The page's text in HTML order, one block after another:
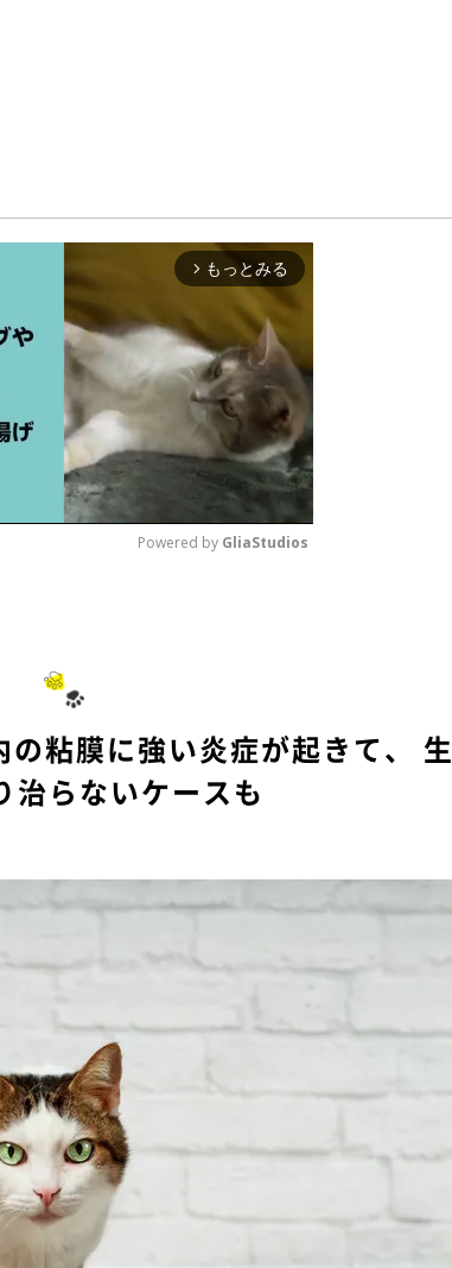
arrow_forward_ios もっとみる
Powered by GliaStudios
粘膜に強い炎症が起きて、 生
治らないケースも